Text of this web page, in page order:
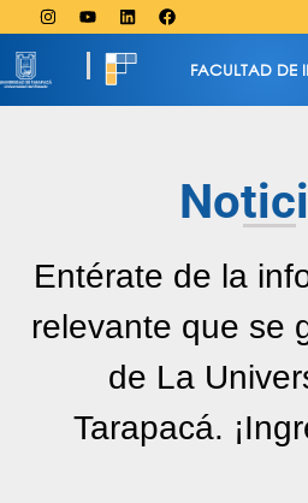
FACULTAD DE
Entérate de la
relevante que se
de La
Tarapacá.